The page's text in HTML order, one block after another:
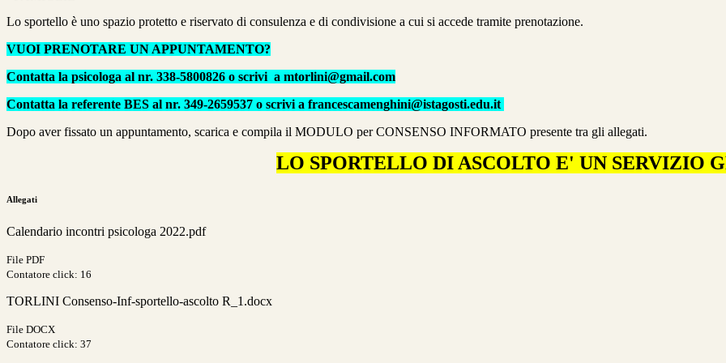
Lo sportello è uno spazio protetto e riservato di consulenza e di condivisione a cui si accede tramite prenotazione.
VUOI PRENOTARE UN APPUNTAMENTO?
Contatta la psicologa al nr. 338-5800826 o scrivi a mtorlini@gmail.com
Contatta la referente BES al nr. 349-2659537 o scrivi a francescamenghini@istagosti.edu.it
Dopo aver fissato un appuntamento, scarica e compila il MODULO per CONSENSO INFORMATO presente tra gli allegati.
LO SPORTELLO DI ASCOLTO E' UN SERVIZIO
Allegati
Calendario incontri psicologa 2022.pdf
File PDF
Contatore click: 16
TORLINI Consenso-Inf-sportello-ascolto R_1.docx
File DOCX
Contatore click: 37